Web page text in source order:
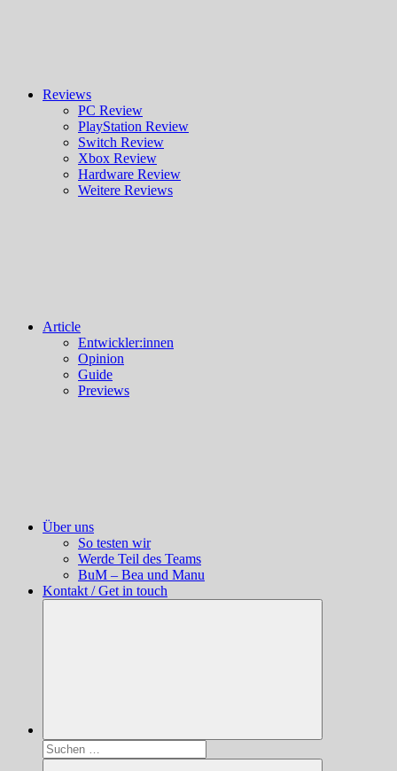
Reviews
PC Review
PlayStation Review
Switch Review
Xbox Review
Hardware Review
Weitere Reviews
Article
Entwickler:innen
Opinion
Guide
Previews
Über uns
So testen wir
Werde Teil des Teams
BuM – Bea und Manu
Kontakt / Get in touch
Suchen
nach: